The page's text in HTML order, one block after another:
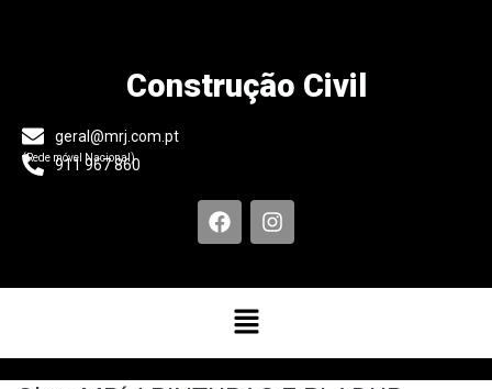
Construção Civil
geral@mrj.com.pt
911 967 860
(Rede móvel Nacional)